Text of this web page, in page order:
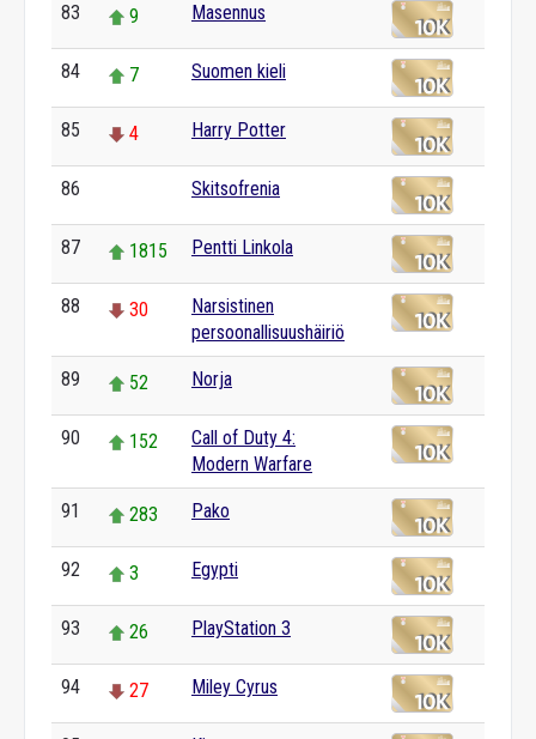
83 9 Masennus
84 7 Suomen kieli
85 4 Harry Potter
86 Skitsofrenia
87 1815 Pentti Linkola
88 30
Narsistinen
persoonallisuushäiriö
89 52 Norja
90 152
Call of Duty 4:
Modern Warfare
91 283 Pako
92 3 Egypti
93 26 PlayStation 3
94 27 Miley Cyrus